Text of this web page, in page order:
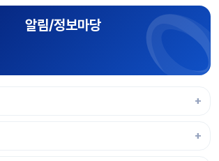
알림/정보마당